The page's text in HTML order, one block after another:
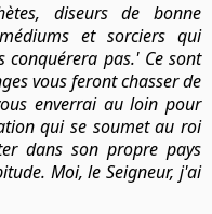
diseurs de bonne
et sorciers qui
conquérera pas.' Ce sont
vous feront chasser de
enverrai au loin pour
qui se soumet au roi
dans son propre pays
Moi, le Seigneur, j'ai